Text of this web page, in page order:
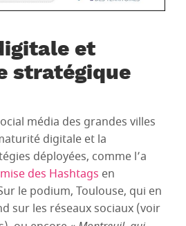
et
stratégique
média des grandes villes
digitale et la
déployées, comme l’a
des Hashtags en
le podium, Toulouse, qui en
sur les réseaux sociaux (voir